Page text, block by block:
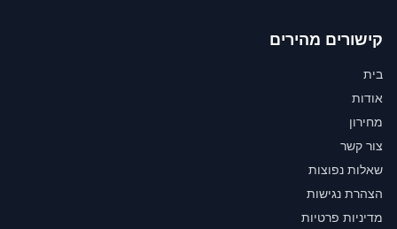
קישורים מהירים
בית
אודות
מחירון
צור קשר
שאלות נפוצות
הצהרת נגישות
מדיניות פרטיות